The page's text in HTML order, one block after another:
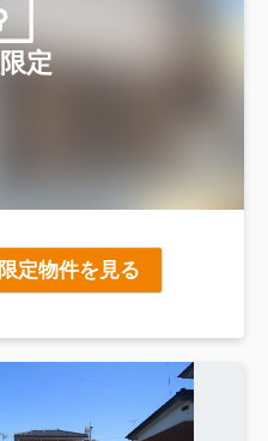
定
定物件を見る